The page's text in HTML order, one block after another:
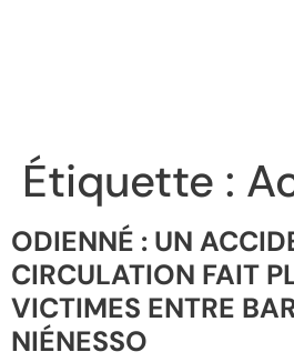
Étiquette :
ODIENNÉ : UN
CIRCULATION FAIT
VICTIMES ENTRE
NIÉNESSO